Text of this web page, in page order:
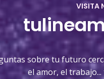
VISITA
sobre tu futuro
el amor, el